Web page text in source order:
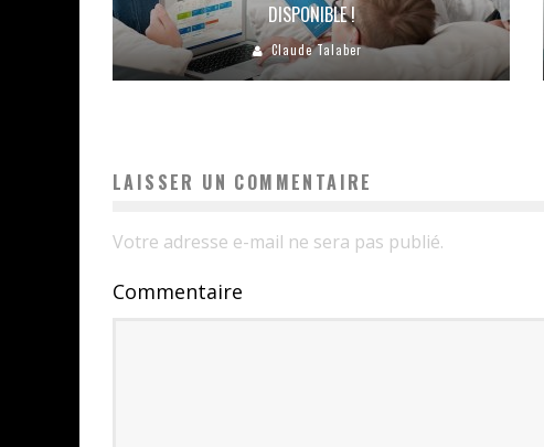
DISPONIBLE !
Claude Talaber
LAISSER UN COMMENTAIRE
Votre adresse e-mail ne sera pas publié.
Commentaire